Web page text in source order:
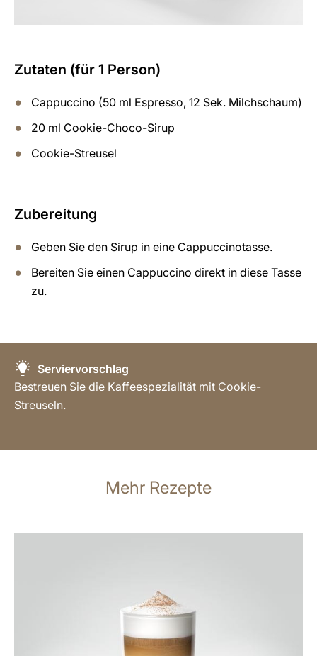
Zutaten (für 1 Person)
Cappuccino (50 ml Espresso, 12 Sek. Milchschaum)
20 ml Cookie-Choco-Sirup
Cookie-Streusel
Zubereitung
Geben Sie den Sirup in eine Cappuccinotasse.
Bereiten Sie einen Cappuccino direkt in diese Tasse
zu.
Serviervorschlag
Bestreuen Sie die Kaffeespezialität mit Cookie-
Streuseln.
Mehr Rezepte